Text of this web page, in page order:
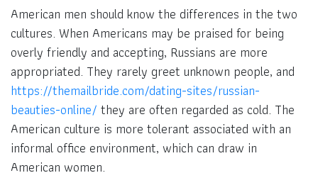
American men should know the differences in the two
cultures. When Americans may be praised for being
overly friendly and accepting, Russians are more
appropriated. They rarely greet unknown people, and
https://themailbride.com/dating-sites/russian-
beauties-online/ they are often regarded as cold. The
American culture is more tolerant associated with an
informal office environment, which can draw in
American women.